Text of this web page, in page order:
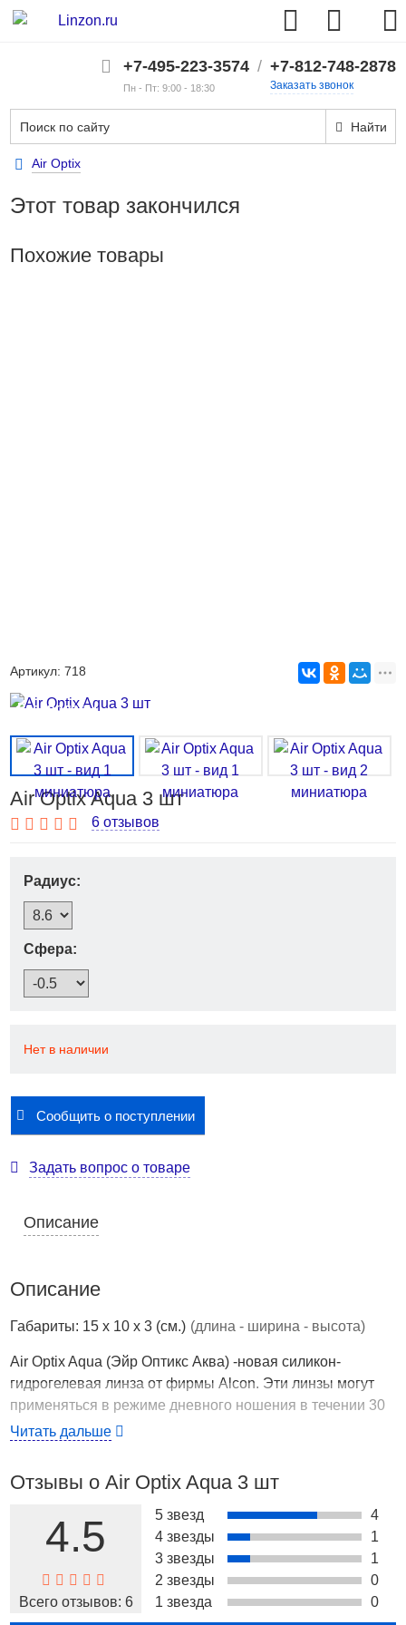
+7-495-223-3574
Пн - Пт: 9:00 - 18:30
/ +7-812-748-2878
Заказать звонок
Найти
Air Optix
Этот товар закончился
Похожие товары
В наличии
контактные линзы Air Optix Aqua Multifocal (3 шт.)
Артикул:718
Распроданы
Air Optix Aqua 3 шт
6 отзывов
Радиус:
Сфера:
Нет в наличии
Сообщить о поступлении
Задать вопрос о товаре
Описание
Описание
Габариты: 15 x 10 x 3 (см.) (длина - ширина - высота)
Air Optix Aqua (Эйр Оптикс Аква) -новая силикон-
гидрогелевая линза от фирмы Alcon. Эти линзы могут
применяться в режиме дневного ношения в течении 30
дней, или в режиме гибкого ношения -до 6 суток
обычных гидрогелевых контактных линзах; -
биосовместимая обработанная плазмой поверхность
контактной линзы, устойчивая к белковым отложениям; -
высокая кислородная проницаемость, позволяющая
длительное ношение в течение суток; - единый радиус
базовой кривизны, обеспечивающий быстроту подбора
Читать дальше
Отзывы о Air Optix Aqua 3 шт
4.5
Всего отзывов: 6
5 звезд
4
4 звезды
1
3 звезды
1
2 звезды
0
1 звезда
0